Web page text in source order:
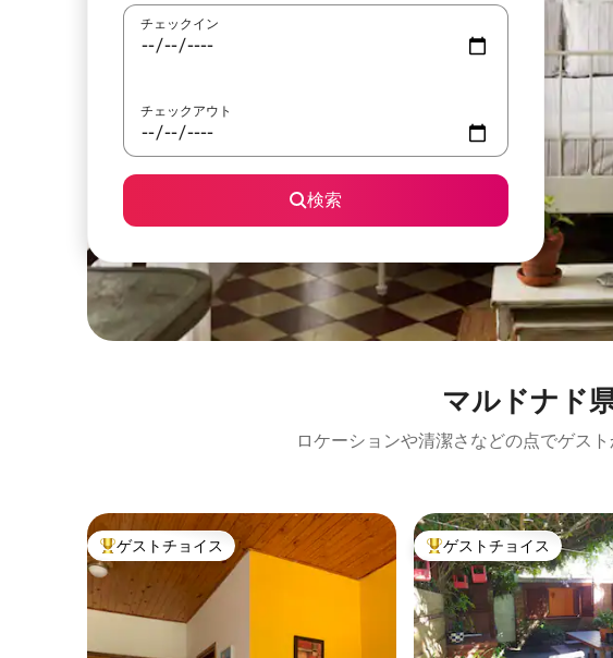
チェックイン
チェックアウト
検索
マルドナド
ロケーションや清潔さなどの点でゲス
大好評のゲストチョイスです。
ゲストチョイス 大好評のゲストチョイスで
ゲストチョイス